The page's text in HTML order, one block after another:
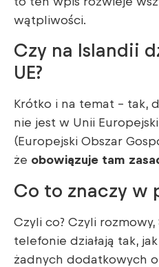
wątpliwości.
Czy na Islandii
UE?
Krótko i na temat – tak,
nie jest w Unii
(Europejski Obszar
że obowiązuje tam
Co to znaczy w
Czyli co? Czyli
telefonie działają tak,
żadnych dodatkowych